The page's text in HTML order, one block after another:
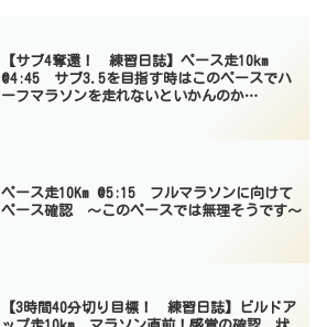
【サブ4奪還！ 練習日誌】ペース走10km
@4:45 サブ3.5を目指す時はこのペースでハ
ーフマラソンを走れないといかんのか…
ペース走10Km @5:15 フルマラソンに向けて
ペース確認 〜このペースでは無理そうです〜
【3時間40分切り目標！ 練習日誌】ビルドア